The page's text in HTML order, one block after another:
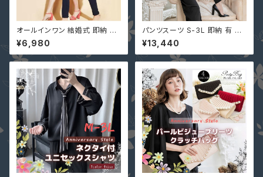
オールインワン 結婚式 即納 S-
XL ネイビー 黒 グリーン ピンク
ベルトなし プリーツ 7分丈 クロ
ップド パーティー 二次会 パンツ
¥6,980
パンツスーツ S-3L 即納 有 黒
ネイビー ブラウン ガウチョ パン
ツドレス 七分袖 ケープ マント
無地 上下セット 二次会 結婚式
¥13,440